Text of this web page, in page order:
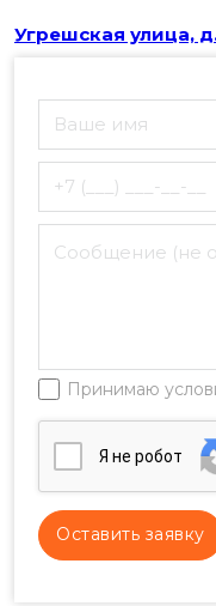
Угрешская улица,
Принимаю
Я нe poбoт